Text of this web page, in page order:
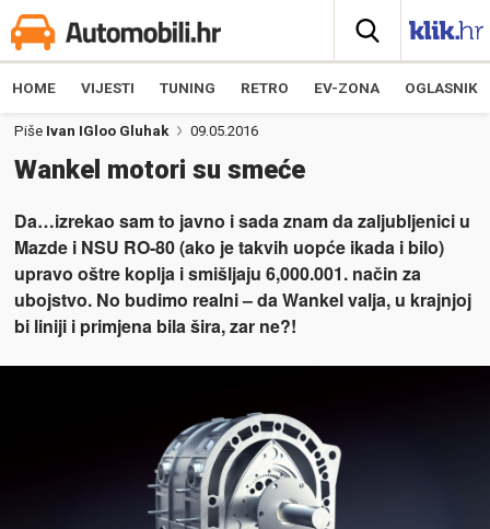
HOME VIJESTI TUNING RETRO EV-ZONA OGLASNIK
Piše Ivan IGloo Gluhak 09.05.2016
Wankel motori su smeće
Da…izrekao sam to javno i sada znam da zaljubljenici u
Mazde i NSU RO-80 (ako je takvih uopće ikada i bilo)
upravo oštre koplja i smišljaju 6,000.001. način za
ubojstvo. No budimo realni – da Wankel valja, u krajnjoj
bi liniji i primjena bila šira, zar ne?!